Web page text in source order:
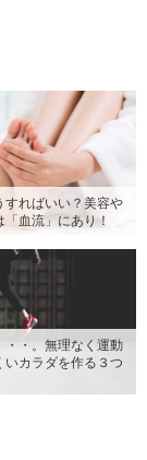
すればいい？美容や
血流」にあり！
・・。無理なく運動
いカラダを作る３つ